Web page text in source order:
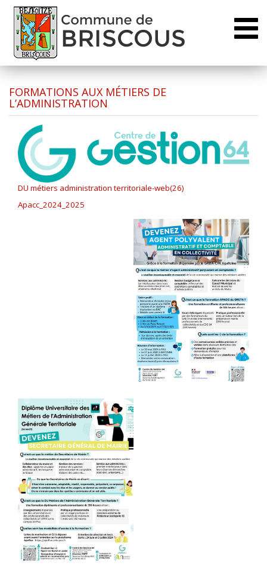
FORMATIONS AUX MÉTIERS DE
L’ADMINISTRATION
DU métiers administration territoriale-web(26)
Apacc_2024_2025